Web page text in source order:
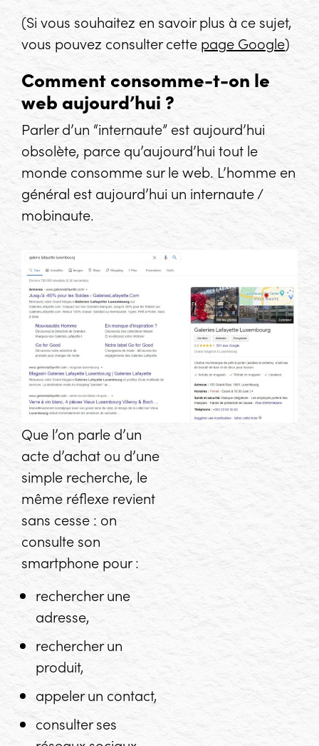
(Si vous souhaitez en savoir plus à ce sujet,
vous pouvez consulter cette page Google)
Comment consomme-t-on le
web aujourd’hui ?
Parler d’un “internaute” est aujourd’hui
obsolète, parce qu’aujourd’hui tout le
monde consomme sur le web. L’homme en
général est aujourd’hui un internaute /
mobinaute.
Que l’on parle d’un
acte d’achat ou d’une
simple recherche, le
même réflexe revient
sans cesse : on
consulte son
smartphone pour :
rechercher une
adresse,
rechercher un
produit,
appeler un contact,
consulter ses